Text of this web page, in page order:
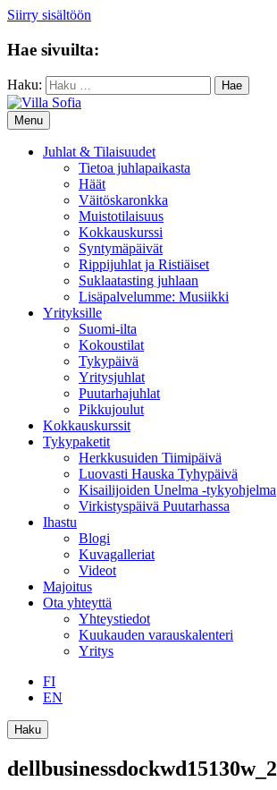
Siirry sisältöön
Hae sivuilta:
Haku:
Menu
Juhlat & Tilaisuudet
Tietoa juhlapaikasta
Häät
Väitöskaronkka
Muistotilaisuus
Kokkauskurssi
Syntymäpäivät
Rippijuhlat ja Ristiäiset
Suklaatasting juhlaan
Lisäpalvelumme: Musiikki
Yrityksille
Suomi-ilta
Kokoustilat
Tykypäivä
Yritysjuhlat
Puutarhajuhlat
Pikkujoulut
Kokkauskurssit
Tykypaketit
Herkkusuiden Tiimipäivä
Luovasti Hauska Tyhypäivä
Kisailijoiden Unelma -tykyohjelma
Virkistyspäivä Puutarhassa
Ihastu
Blogi
Kuvagalleriat
Videot
Majoitus
Ota yhteyttä
Yhteystiedot
Kuukauden varauskalenteri
Yritys
FI
EN
Haku
dellbusinessdockwd15130w_2